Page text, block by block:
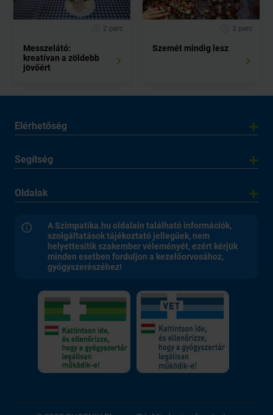
2 perc
Messzelátó:
kreatívan a zöldebb
jövőért
3 perc
Szemét mindig lesz
Elérhetőség
Segítség
Oldalak
A Szimpatika.hu oldalain található információk,
szolgáltatások tájékoztató jellegűek, nem
helyettesítik szakember véleményét, ezért kérjük
minden esetben forduljon a kezelőorvosához,
gyógyszerészéhez!